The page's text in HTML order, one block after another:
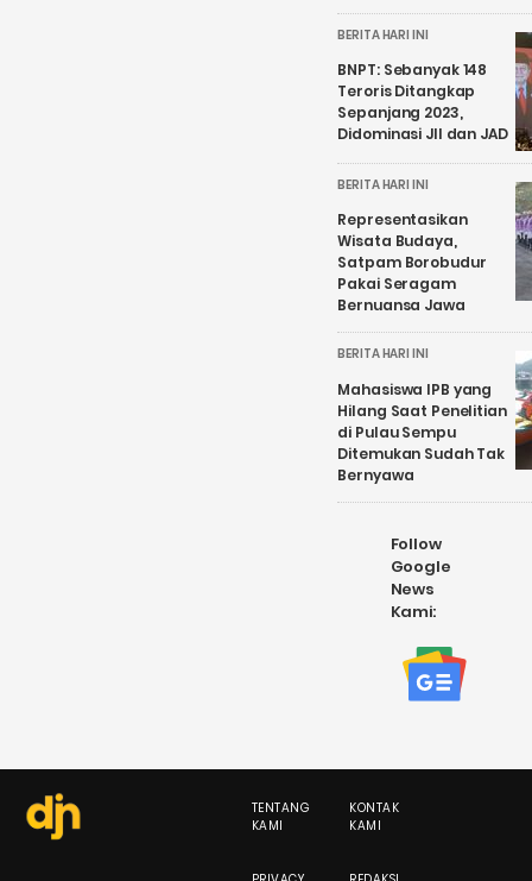
BERITA HARI INI
BNPT: Sebanyak 148
Teroris Ditangkap
Sepanjang 2023,
Didominasi JII dan JAD
BERITA HARI INI
Representasikan
Wisata Budaya,
Satpam Borobudur
Pakai Seragam
Bernuansa Jawa
BERITA HARI INI
Mahasiswa IPB yang
Hilang Saat Penelitian
di Pulau Sempu
Ditemukan Sudah Tak
Bernyawa
Follow
Google
News
Kami:
TENTANG
KAMI
KONTAK
KAMI